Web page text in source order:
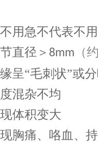
用急不代表不
直径＞ 8mm （
呈“毛刺状”或
混杂不均
体积变大
胸痛、咯血、